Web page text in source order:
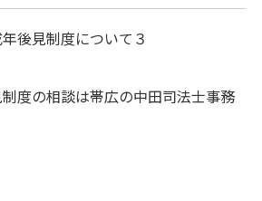
後見制度について３
制度の相談は帯広の中田司法士事務